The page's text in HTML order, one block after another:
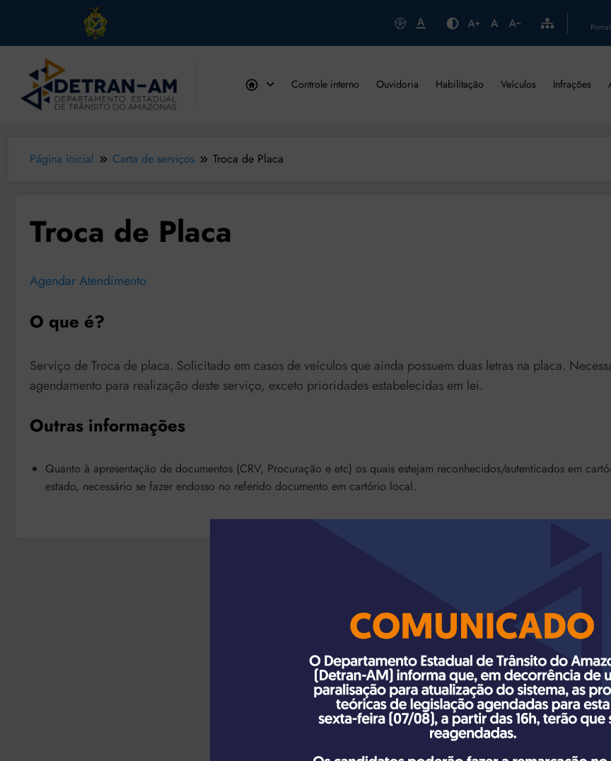
conteúdo
Controle interno Ouvidoria Habilitação Veículos Infrações
Página inicial Carta de serviços Troca de Placa
Troca de Placa
Agendar Atendimento
O que é?
Serviço de Troca de placa. Solicitado em casos de veículos que ainda possuem duas letras na placa.
agendamento para realização deste serviço, exceto prioridades estabelecidas em lei.
Outras informações
Quanto à apresentação de documentos (CRV, Procuração e etc) os quais estejam reconhecidos/autenticados em
estado, necessário se fazer endosso no referido documento em cartório local.